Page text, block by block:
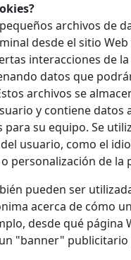
archivos de
desde el sitio
interacciones de
datos que
archivos se
y contiene datos
para su equipo. Se
usuario, como el
personalización de la
pueden ser
acerca de cómo
desde qué página
"banner" publicitario